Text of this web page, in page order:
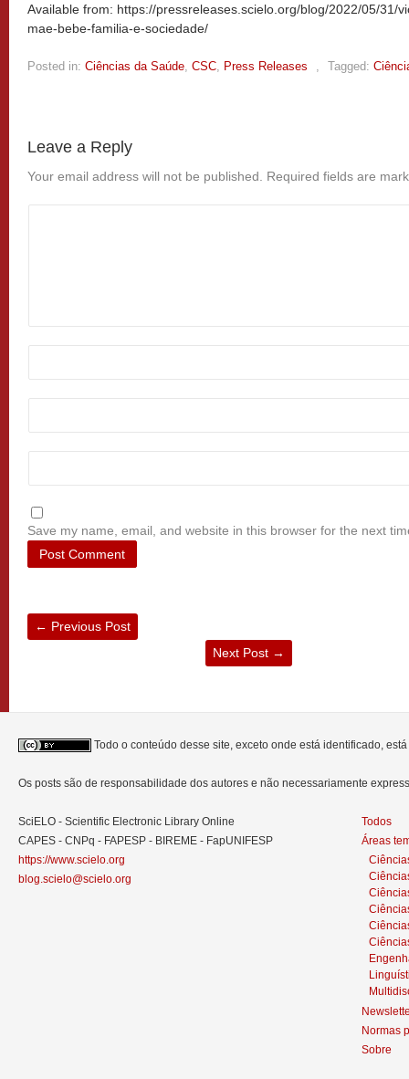
Available from: https://pressreleases.scielo.org/blog/2022/05/31/
mae-bebe-familia-e-sociedade/
Posted in: Ciências da Saúde CSC Press Releases Tagged:
Leave a Reply
Your email address will not be published. Required fields are
Save my name, email, and website in this browser for the next
← Previous Post
Next Post →
Todo o conteúdo desse site, exceto onde está identificado,
Os posts são de responsabilidade dos autores e não necessariamente
SciELO - Scientific Electronic Library Online
CAPES - CNPq - FAPESP - BIREME - FapUNIFESP
https://www.scielo.org
blog.scielo@scielo.org
Todos
Áreas
Normas
Sobre